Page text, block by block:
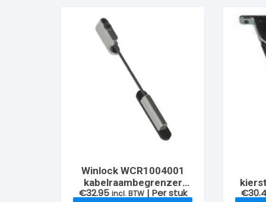
Winlock WCR1004001
kabelraambegrenzer
afsluitbaar
€32.95 incl. BTW | Per stuk €